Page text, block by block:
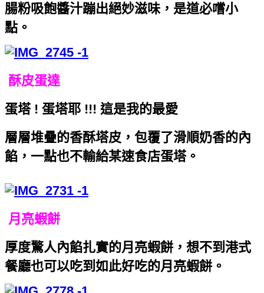
腸粉吸飽醬汁蹦出絕妙滋味，是道必嚐小
點。
酥皮蛋達
蛋塔 ! 蛋塔耶 !!! 這是我的最愛
層層堆疊的香酥塔皮，包覆了滑順奶香的內
餡，一點也不輸給某速食店蛋塔。
月亮蝦餅
厚度驚人內餡扎實的月亮蝦餅，想不到港式
餐廳也可以吃到如此好吃的月亮蝦餅。